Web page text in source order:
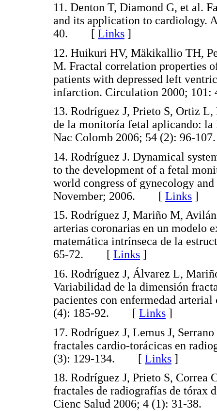
11. Denton T, Diamond G, et al.
and its application to cardiology.
40. [ Links ]
12. Huikuri HV, Mäkikallio TH,
M. Fractal correlation properties
patients with depressed left
infarction. Circulation 2000;
13. Rodríguez J, Prieto S, Ortiz
de la monitoría fetal aplicando:
Nac Colomb 2006; 54 (2):
14. Rodríguez J. Dynamical
to the development of a fetal
world congress of gynecology
November; 2006. [ Links ]
15. Rodríguez J, Mariño M,
arterias coronarias en un modelo
matemática intrínseca de la
65-72. [ Links ]
16. Rodríguez J, Álvarez L,
Variabilidad de la dimensión
pacientes con enfermedad
(4): 185-92. [ Links ]
17. Rodríguez J, Lemus J,
fractales cardio-torácicas en
(3): 129-134. [ Links ]
18. Rodríguez J, Prieto S,
fractales de radiografías de tórax
Cienc Salud 2006; 4 (1): 31-